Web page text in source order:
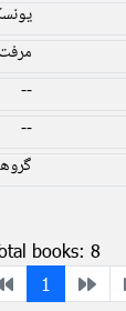
--
--
books: 8
1